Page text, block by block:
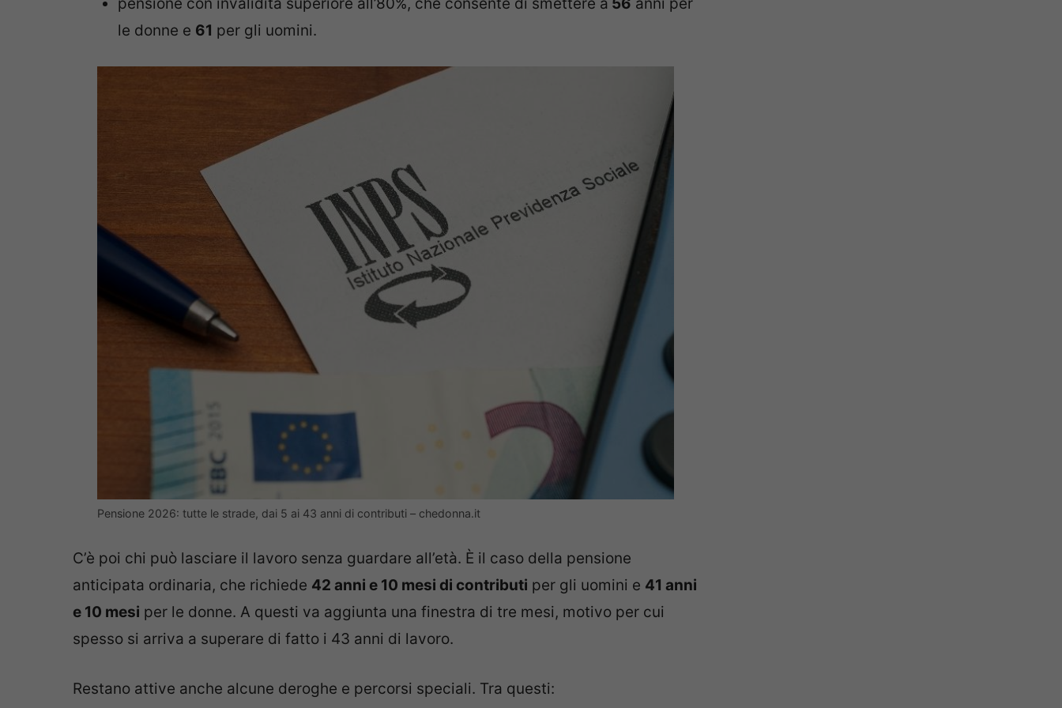
le donne e 61 per gli uomini.
Pensione 2026: tutte le strade, dai 5 ai 43 anni di contributi – chedonna.it
C’è poi chi può lasciare il lavoro senza guardare all’età. È il caso della pensione
anticipata ordinaria, che richiede 42 anni e 10 mesi di contributi per gli uomini e 41 anni
e 10 mesi per le donne. A questi va aggiunta una finestra di tre mesi, motivo per cui
spesso si arriva a superare di fatto i 43 anni di lavoro.
Restano attive anche alcune deroghe e percorsi speciali. Tra questi: